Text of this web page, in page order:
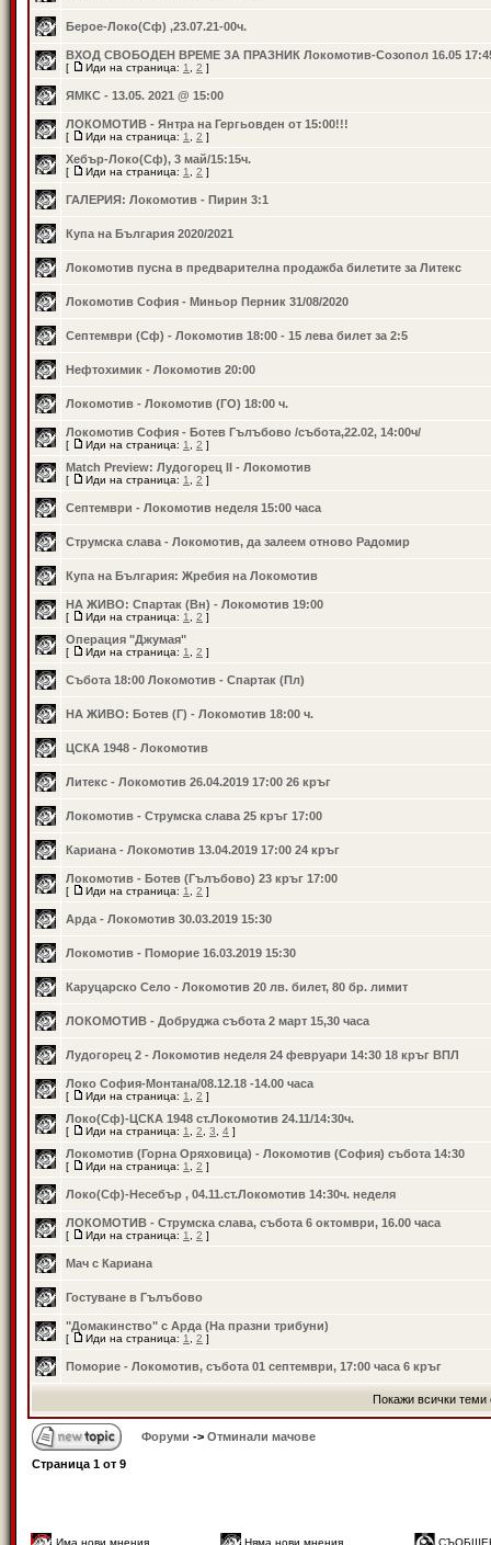
Берое-Локо(Сф) ,23.07.21-00ч.
ВХОД СВОБОДЕН ВРЕМЕ ЗА ПРАЗНИК Локомотив-Созопол 16.05
[ Иди на страница: 1 2 ]
ЯМКС - 13.05. 2021 @ 15:00
ЛОКОМОТИВ - Янтра на Гергьовден от 15:00!!!
[ Иди на страница: 1 2 ]
Хебър-Локо(Сф), 3 май/15:15ч.
[ Иди на страница: 1 2 ]
ГАЛЕРИЯ: Локомотив - Пирин 3:1
Купа на България 2020/2021
Локомотив пусна в предварителна продажба билетите за Литекс
Локомотив София - Миньор Перник 31/08/2020
Септември (Сф) - Локомотив 18:00 - 15 лева билет за 2:5
Нефтохимик - Локомотив 20:00
Локомотив - Локомотив (ГО) 18:00 ч.
Локомотив София - Ботев Гълъбово /събота,22.02, 14:00ч/
[ Иди на страница: 1 2 ]
Match Preview: Лудогорец II - Локомотив
[ Иди на страница: 1 2 ]
Септември - Локомотив неделя 15:00 часа
Струмска слава - Локомотив, да залеем отново Радомир
Купа на България: Жребия на Локомотив
НА ЖИВО: Спартак (Вн) - Локомотив 19:00
[ Иди на страница: 1 2 ]
Операция "Джумая"
[ Иди на страница: 1 2 ]
Събота 18:00 Локомотив - Спартак (Пл)
НА ЖИВО: Ботев (Г) - Локомотив 18:00 ч.
ЦСКА 1948 - Локомотив
Литекс - Локомотив 26.04.2019 17:00 26 кръг
Локомотив - Струмска слава 25 кръг 17:00
Кариана - Локомотив 13.04.2019 17:00 24 кръг
Локомотив - Ботев (Гълъбово) 23 кръг 17:00
[ Иди на страница: 1 2 ]
Арда - Локомотив 30.03.2019 15:30
Локомотив - Поморие 16.03.2019 15:30
Каруцарско Село - Локомотив 20 лв. билет, 80 бр. лимит
ЛОКОМОТИВ - Добруджа събота 2 март 15,30 часа
Лудогорец 2 - Локомотив неделя 24 февруари 14:30 18 кръг ВПЛ
Локо София-Монтана/08.12.18 -14.00 часа
[ Иди на страница: 1 2 ]
Локо(Сф)-ЦСКА 1948 ст.Локомотив 24.11/14:30ч.
[ Иди на страница: 1 2 3 4 ]
Локомотив (Горна Оряховица) - Локомотив (София) събота 14:30
[ Иди на страница: 1 2 ]
Локо(Сф)-Несебър , 04.11.ст.Локомотив 14:30ч. неделя
ЛОКОМОТИВ - Струмска слава, събота 6 октомври, 16.00 часа
[ Иди на страница: 1 2 ]
Мач с Кариана
Гостуване в Гълъбово
"Домакинство" с Арда (На празни трибуни)
[ Иди на страница: 1 2 ]
Поморие - Локомотив, събота 01 септември, 17:00 часа 6 кръг
Покажи всички теми
Форуми -> Отминали мачове
Страница 1 от 9
Има нови мнения Няма нови мнения